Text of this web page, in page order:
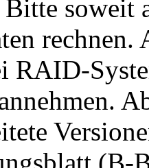
soweit
RAID-